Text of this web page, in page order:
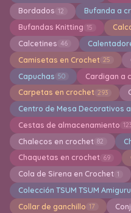
Bordados 12 Bufanda a
Bufandas Knitting 15
Calcetines 46
Camisetas en Crochet 25
Capuchas 50 Cardigan a
Carpetas en crochet 293
Centro de Mesa Decorativos
Cestas de almacenamiento
Chalecos en crochet 82
Chaquetas en crochet 69
Cola de Sirena en Crochet 1
Colección TSUM TSUM
Collar de ganchillo 17